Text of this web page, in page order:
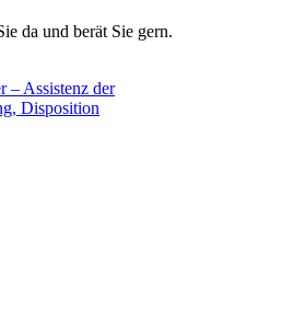
da und berät Sie gern.